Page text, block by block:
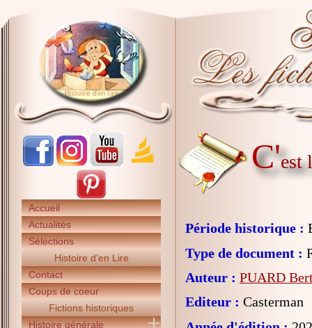
Accueil
Actualités
Sélections
Histoire d'en Lire
Contact
Coups de coeur
Fictions historiques
Histoire générale
C'est
Période historique :
Type de document :
Auteur : PUARD
Editeur : Casterman